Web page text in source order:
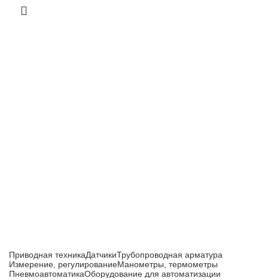
Приводная техникаДатчикиТрубопроводная арматура
Измерение, регулированиеМанометры, термометры
ПневмоавтоматикаОборудование для автоматизации